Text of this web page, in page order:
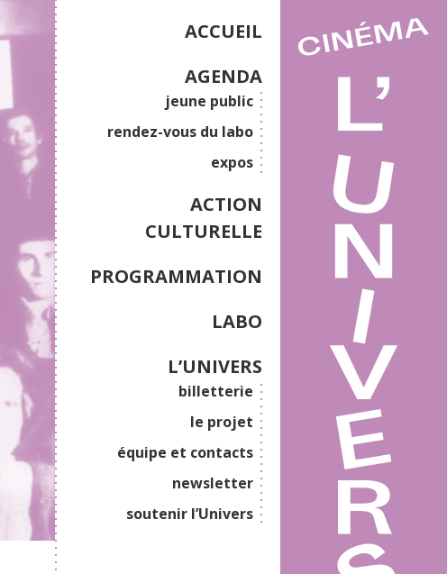
ACCUEIL
AGENDA
jeune public
rendez-vous du labo
expos
ACTION
CULTURELLE
PROGRAMMATION
LABO
L’UNIVERS
billetterie
le projet
équipe et contacts
newsletter
soutenir l’Univers